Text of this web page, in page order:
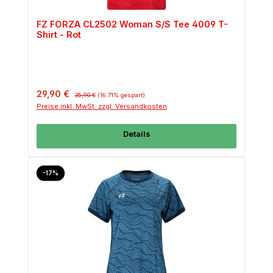
FZ FORZA CL2502 Woman S/S Tee 4009 T-
Shirt - Rot
Verkaufspreis:
29,90 € 35,90 € (16.71% gespart)
Preise inkl. MwSt. zzgl. Versandkosten
Details
-17%Rabatt